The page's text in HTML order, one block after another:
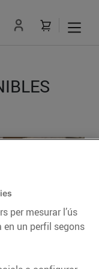
per mesurar l’ús
un perfil segons